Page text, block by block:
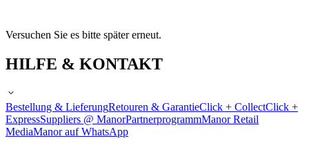
Versuchen Sie es bitte später erneut.
HILFE & KONTAKT
Bestellung & LieferungRetouren & GarantieClick + CollectClick +
ExpressSuppliers @ ManorPartnerprogrammManor Retail
MediaManor auf WhatsApp